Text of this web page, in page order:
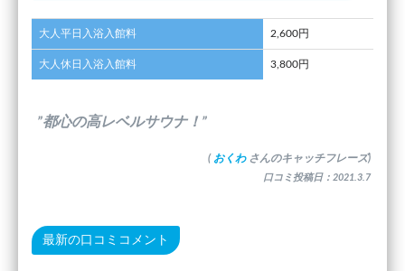
大人平日入浴入館料 2,600円
大人休日入浴入館料 3,800円
”都心の高レベルサウナ！”
( おくわ さんのキャッチフレーズ)
口コミ投稿日：2021.3.7
最新の口コミコメント